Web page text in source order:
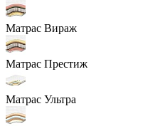
Матрас Вираж
Матрас Престиж
Матрас Ультра